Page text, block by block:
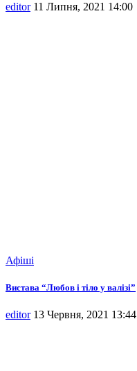
editor 11 Липня, 2021 14:00
Афіші
Вистава “Любов і тіло у валізі”
editor 13 Червня, 2021 13:44